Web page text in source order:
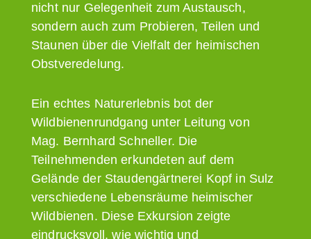
nicht nur Gelegenheit zum Austausch,
sondern auch zum Probieren, Teilen und
Staunen über die Vielfalt der heimischen
Obstveredelung.
Ein echtes Naturerlebnis bot der
Wildbienenrundgang unter Leitung von
Mag. Bernhard Schneller. Die
Teilnehmenden erkundeten auf dem
Gelände der Staudengärtnerei Kopf in Sulz
verschiedene Lebensräume heimischer
Wildbienen. Diese Exkursion zeigte
eindrucksvoll, wie wichtig und